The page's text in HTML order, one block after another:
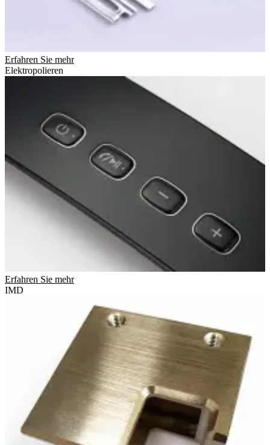
Erfahren Sie mehr
Elektropolieren
Erfahren Sie mehr
IMD